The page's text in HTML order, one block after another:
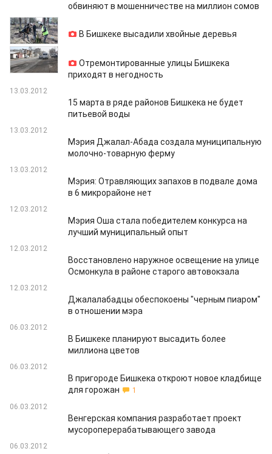
обвиняют в мошенничестве на миллион сомов
15.03.2012
В Бишкеке высадили хвойные деревья
14.03.2012
Отремонтированные улицы Бишкека
приходят в негодность
13.03.2012
15 марта в ряде районов Бишкека не будет
питьевой воды
13.03.2012
Мэрия Джалал-Абада создала муниципальную
молочно-товарную ферму
13.03.2012
Мэрия: Отравляющих запахов в подвале дома
в 6 микрорайоне нет
12.03.2012
Мэрия Оша стала победителем конкурса на
лучший муниципальный опыт
12.03.2012
Восстановлено наружное освещение на улице
Осмонкула в районе старого автовокзала
12.03.2012
Джалалабадцы обеспокоены "черным пиаром"
в отношении мэра
06.03.2012
В Бишкеке планируют высадить более
миллиона цветов
06.03.2012
В пригороде Бишкека откроют новое кладбище
для горожан
1
06.03.2012
Венгерская компания разработает проект
мусороперерабатывающего завода
06.03.2012